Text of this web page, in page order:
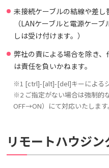
未接続ケーブルの結線や差し
（LANケーブルと電源ケー
しは受け付けます。）
弊社の責による場合を除き
は責任を負いかねます。
※1 [ctrl]-[alt]-[del]キーによる
※2 ご指定がない場合は強制的
OFF→ON）にて対応いたします。
リモートハウジン